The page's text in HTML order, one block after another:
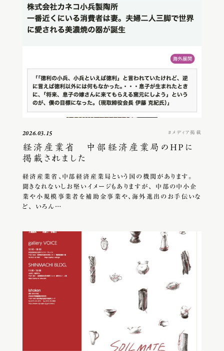
2026.03.15 メディア掲載
経済産業省 中部経済産業局のHPに
掲載されました
経済産業省、中部経済産業局という国の機関があります。
聞きなれないしお堅いイメージもありますが、 中部の中小企
業や小規模事業者を補助金事業や、海外進出のお手伝いな
ど、 いろん…